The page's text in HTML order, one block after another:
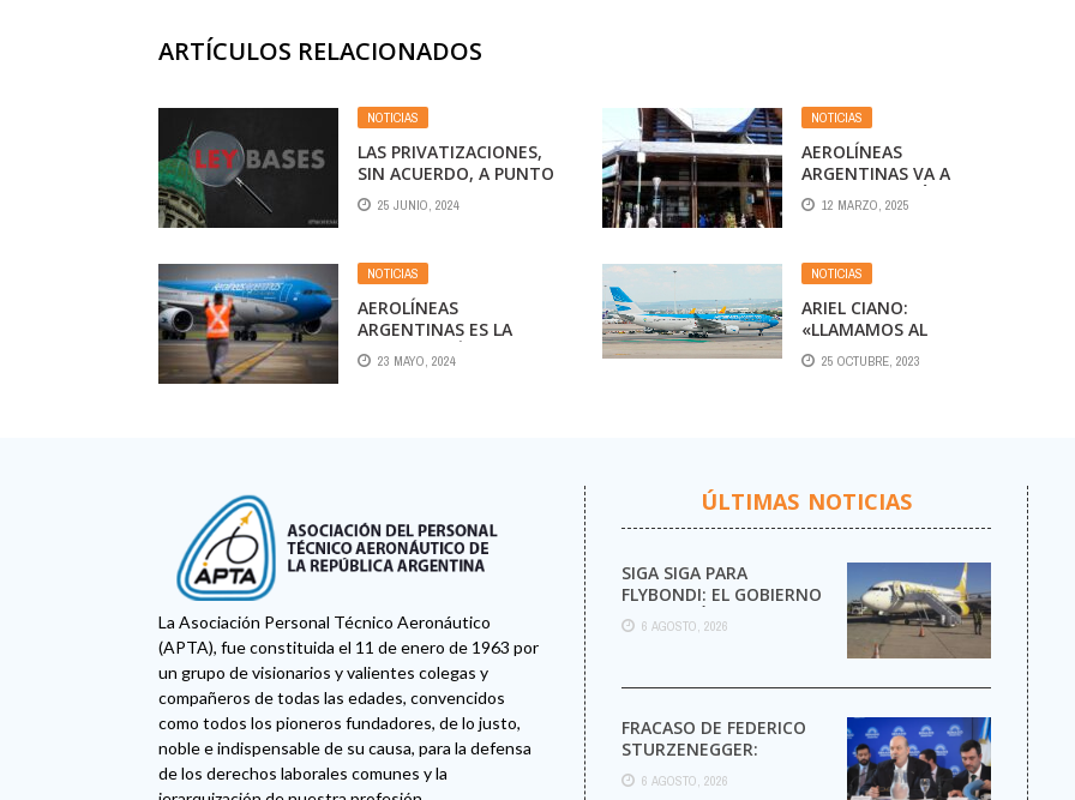
ARTÍCULOS RELACIONADOS
NOTICIAS
LAS PRIVATIZACIONES,
SIN ACUERDO, A PUNTO
DE CAERSE
25 JUNIO, 2024
NOTICIAS
AEROLÍNEAS
ARGENTINAS VA A
ATENDER AL PÚBLICO
SOLAMENTE EN EL
CANDELARIA
12 MARZO, 2025
NOTICIAS
AEROLÍNEAS
ARGENTINAS ES LA
EMPRESA MÁS
ATRACTIVA PARA
23 MAYO, 2024
NOTICIAS
ARIEL CIANO:
«LLAMAMOS AL
GOBIERNO DE UNIDAD
NACIONAL QUE PROPONE
25 OCTUBRE, 2023
La Asociación Personal Técnico Aeronáutico
(APTA), fue constituida el 11 de enero de 1963 por
un grupo de visionarios y valientes colegas y
compañeros de todas las edades, convencidos
como todos los pioneros fundadores, de lo justo,
noble e indispensable de su causa, para la defensa
de los derechos laborales comunes y la
ÚLTIMAS NOTICIAS
SIGA SIGA PARA
FLYBONDI: EL GOBIERNO
AUTORIZÓ LA VENTA DE
MÁS PASAJES
6 AGOSTO, 2026
FRACASO DE FEDERICO
STURZENEGGER:
6 AGOSTO, 2026